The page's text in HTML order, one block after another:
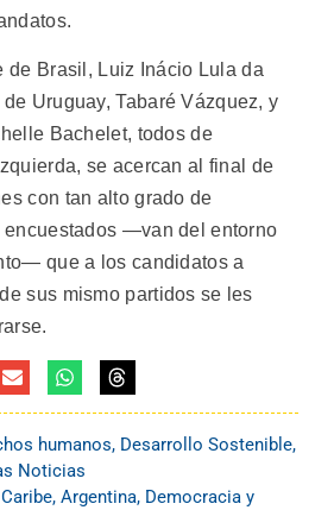
de Brasil, Luiz Inácio Lula da
Uruguay, Tabaré Vázquez, y
Bachelet, todos de
se acercan al final de
con tan alto grado de
encuestados —van del entorno
que a los candidatos a
sus mismo partidos se les
humanos, Desarrollo Sostenible,
Noticias
, Argentina, Democracia y